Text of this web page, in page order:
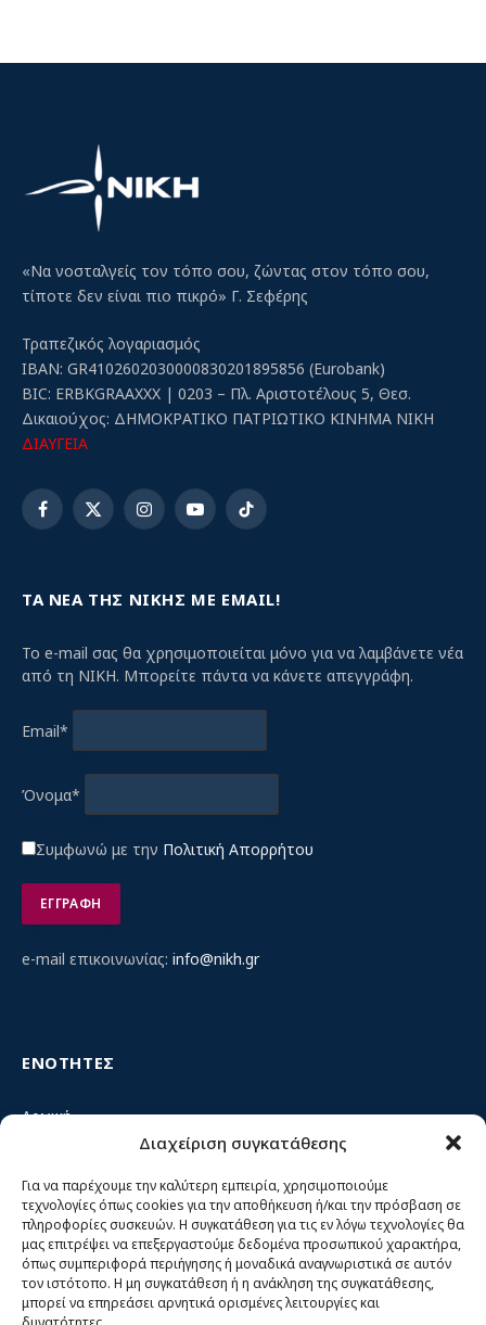
Διαχείριση συγκατάθεσης
Για να παρέχουμε την καλύτερη εμπειρία, χρησιμοποιούμε
τεχνολογίες όπως cookies για την αποθήκευση ή/και την πρόσβαση σε
πληροφορίες συσκευών. Η συγκατάθεση για τις εν λόγω τεχνολογίες θα
μας επιτρέψει να επεξεργαστούμε δεδομένα προσωπικού χαρακτήρα,
όπως συμπεριφορά περιήγησης ή μοναδικά αναγνωριστικά σε αυτόν
τον ιστότοπο. Η μη συγκατάθεση ή η ανάκληση της συγκατάθεσης,
μπορεί να επηρεάσει αρνητικά ορισμένες λειτουργίες και
«Να νοσταλγείς τον τόπο σου, ζώντας στον τόπο σου,
τίποτε δεν είναι πιο πικρό» Γ. Σεφέρης
Τραπεζικός λογαριασμός
IBAN: GR4102602030000830201895856 (Eurobank)
BIC: ERBKGRAAXXX | 0203 – Πλ. Αριστοτέλους 5, Θεσ.
Δικαιούχος: ΔΗΜΟΚΡΑΤΙΚΟ ΠΑΤΡΙΩΤΙΚΟ ΚΙΝΗΜΑ ΝΙΚΗ
ΔΙΑΥΓΕΙΑ
Facebook
X
InstagramYouTubeTikTok
ΤΑ ΝΕΑ ΤΗΣ ΝΙΚΗΣ ΜΕ EMAIL!
Το e-mail σας θα χρησιμοποιείται μόνο για να λαμβάνετε νέα
από τη ΝΙΚΗ. Μπορείτε πάντα να κάνετε απεγγράφη.
Email*
Όνομα*
Συμφωνώ με την Πολιτική Απορρήτου
e-mail επικοινωνίας: info@nikh.gr
ΕΝΟΤΗΤΕΣ
Αρχική
Κίνημα ΝΙΚΗ – Ποιοι είμαστε, αρχές & δράση
Θέσεις
Πρόσωπα
Όργανα και ομάδες
Βίντεο